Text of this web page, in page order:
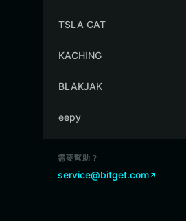
TSLA CAT
KACHING
BLAKJAK
eepy
需要幫助？
service@bitget.com